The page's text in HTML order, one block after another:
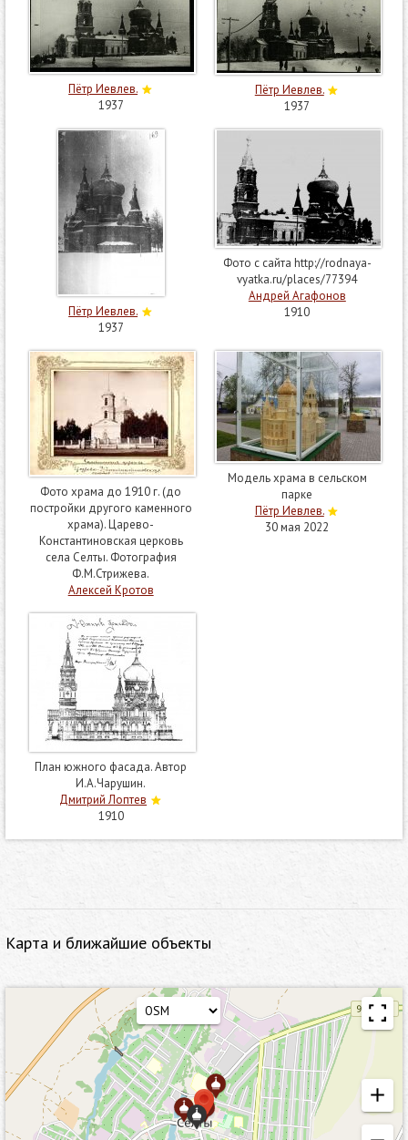
Пётр Иевлев.
1937
Пётр Иевлев.
1937
Пётр Иевлев.
1937
Фото с сайта http://rodnaya-
vyatka.ru/places/77394
Андрей Агафонов
1910
Фото храма до 1910 г. (до
постройки другого каменного
храма). Царево-
Константиновская церковь
села Селты. Фотография
Ф.М.Стрижева.
Алексей Кротов
Модель храма в сельском
парке
Пётр Иевлев.
30 мая 2022
План южного фасада. Автор
И.А.Чарушин.
Дмитрий Лоптев
1910
Карта и ближайшие объекты